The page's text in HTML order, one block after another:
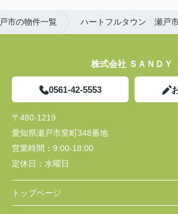
市の物件一覧 ハートフルタウン 瀬戸
株式会社 ＳＡＮＤＹ
0561-42-5553
〒480-1219
愛知県瀬戸市窯町348番地
営業時間： 9:00-18:00
定休日： 水曜日
トップページ